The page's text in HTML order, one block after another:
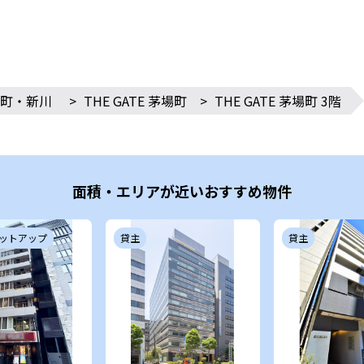
・新川 > THE GATE 茅場町 > THE GATE 茅場町 3階
面積・エリアが近いおすすめ物件
トアップ 貸主 貸主